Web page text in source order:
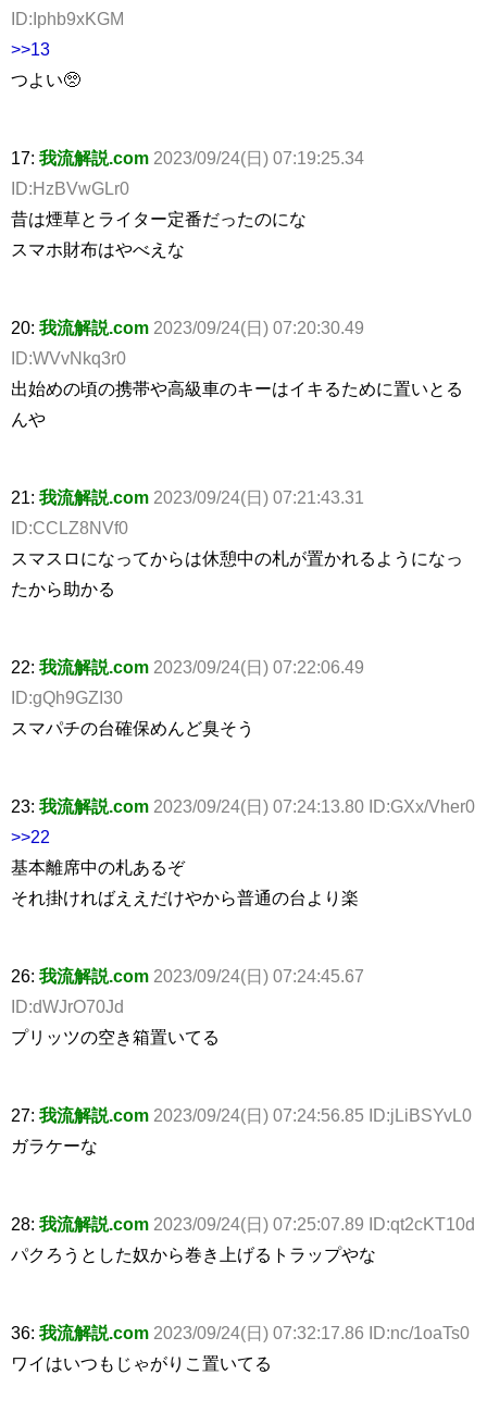
ID:Iphb9xKGM
>>13
つよい🥺
17: 我流解説.com 2023/09/24(日) 07:19:25.34
ID:HzBVwGLr0
昔は煙草とライター定番だったのにな
スマホ財布はやべえな
20: 我流解説.com 2023/09/24(日) 07:20:30.49
ID:WVvNkq3r0
出始めの頃の携帯や高級車のキーはイキるために置いとる
んや
21: 我流解説.com 2023/09/24(日) 07:21:43.31
ID:CCLZ8NVf0
スマスロになってからは休憩中の札が置かれるようになっ
たから助かる
22: 我流解説.com 2023/09/24(日) 07:22:06.49
ID:gQh9GZI30
スマパチの台確保めんど臭そう
23: 我流解説.com 2023/09/24(日) 07:24:13.80 ID:GXx/Vher0
>>22
基本離席中の札あるぞ
それ掛ければええだけやから普通の台より楽
26: 我流解説.com 2023/09/24(日) 07:24:45.67
ID:dWJrO70Jd
プリッツの空き箱置いてる
27: 我流解説.com 2023/09/24(日) 07:24:56.85 ID:jLiBSYvL0
ガラケーな
28: 我流解説.com 2023/09/24(日) 07:25:07.89 ID:qt2cKT10d
パクろうとした奴から巻き上げるトラップやな
36: 我流解説.com 2023/09/24(日) 07:32:17.86 ID:nc/1oaTs0
ワイはいつもじゃがりこ置いてる